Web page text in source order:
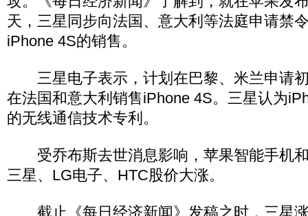
天，三星同步向法国、意大利等法庭申请禁
iPhone 4S的销售。
三星电子表示，计划在巴黎、米兰申请
在法国和意大利销售iPhone 4S。三星认为
的无线通信技术专利。
受乔布斯去世消息影响，苹果智能手机
三星、LG电子、HTC股价大涨。
截止《每日经济新闻》发稿之时，三星